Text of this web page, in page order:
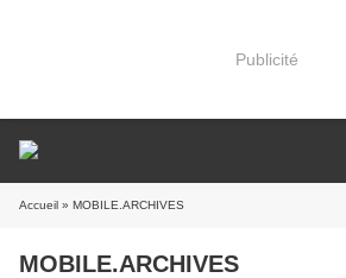
Publicité
Accueil » MOBILE.ARCHIVES
MOBILE.ARCHIVES